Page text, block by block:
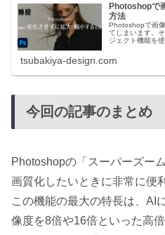
Photoshopで
方法
Photoshopで画
てしまいます。
ジェクト機能を
tsubakiya-design.com
今回の記事のまとめ
Photoshopの「スーパーズー
画質化したいときに非常に便
この機能の最大の特長は、AI
像度を8倍や16倍といった高